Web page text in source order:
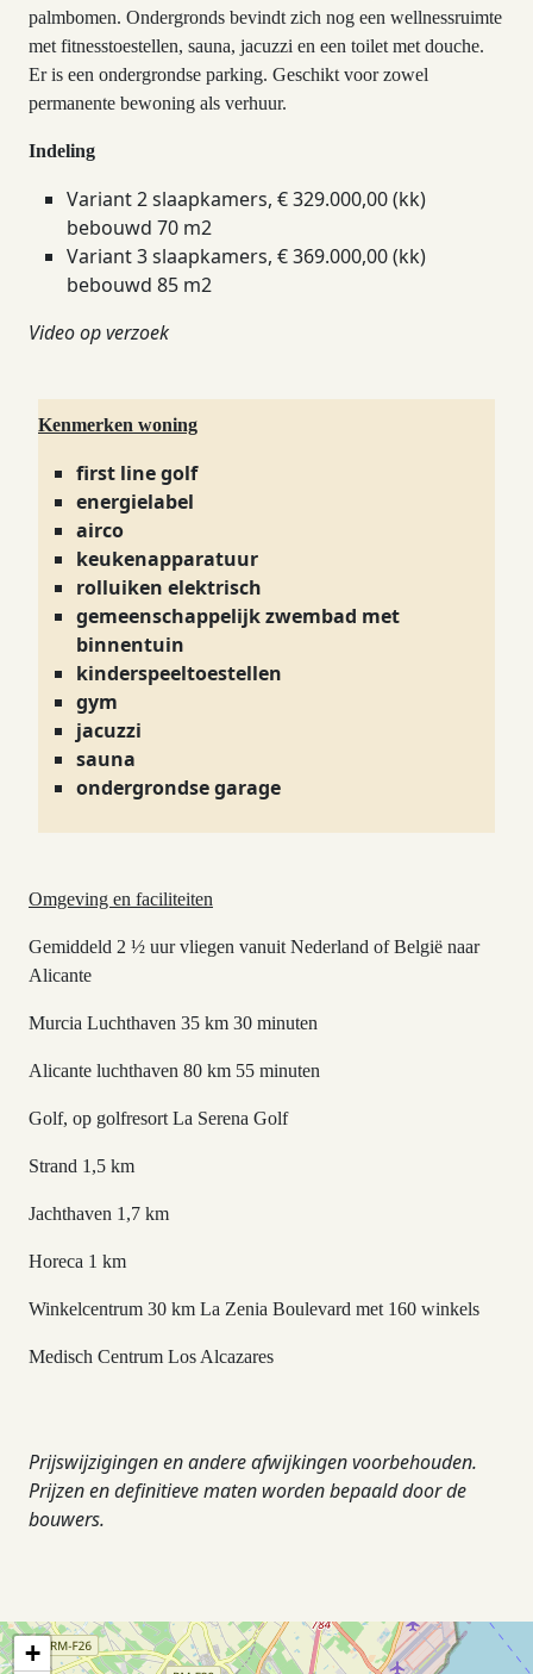
palmbomen. Ondergronds bevindt zich nog een wellnessruimte
met fitnesstoestellen, sauna, jacuzzi en een toilet met douche.
Er is een ondergrondse parking. Geschikt voor zowel
permanente bewoning als verhuur.
Indeling
Variant 2 slaapkamers, € 329.000,00 (kk)
bebouwd 70 m2
Variant 3 slaapkamers, € 369.000,00 (kk)
bebouwd 85 m2
Video op verzoek
Kenmerken woning
first line golf
energielabel
airco
keukenapparatuur
rolluiken elektrisch
gemeenschappelijk zwembad met
binnentuin
kinderspeeltoestellen
gym
jacuzzi
sauna
ondergrondse garage
Omgeving en faciliteiten
Gemiddeld 2 ½ uur vliegen vanuit Nederland of België naar
Alicante
Murcia Luchthaven 35 km 30 minuten
Alicante luchthaven 80 km 55 minuten
Golf, op golfresort La Serena Golf
Strand 1,5 km
Jachthaven 1,7 km
Horeca 1 km
Winkelcentrum 30 km La Zenia Boulevard met 160 winkels
Medisch Centrum Los Alcazares
Prijswijzigingen en andere afwijkingen voorbehouden.
Prijzen en definitieve maten worden bepaald door de
bouwers.
+